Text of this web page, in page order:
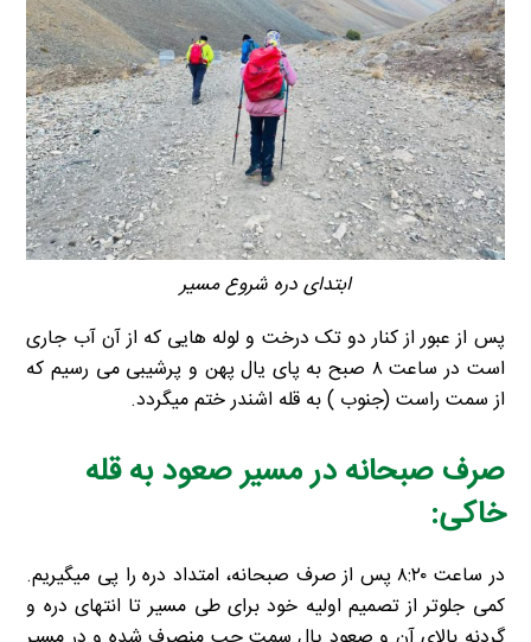
ابتدای دره شروع مسیر
پس از عبور از کنار دو تک درخت و لوله هایی که از آن آب جاری
است در ساعت ۸ صبح به پای یال پهن و پرشیبی می رسیم که
از سمت راست (جنوب ) به قله اشندر ختم میگردد.
صرف صبحانه در مسیر صعود به قله
خاکی:
در ساعت ۸:۲۰ پس از صرف صبحانه، امتداد دره را پی میگیریم.
کمی جلوتر از تصمیم اولیه خود برای طی مسیر تا انتهای دره و